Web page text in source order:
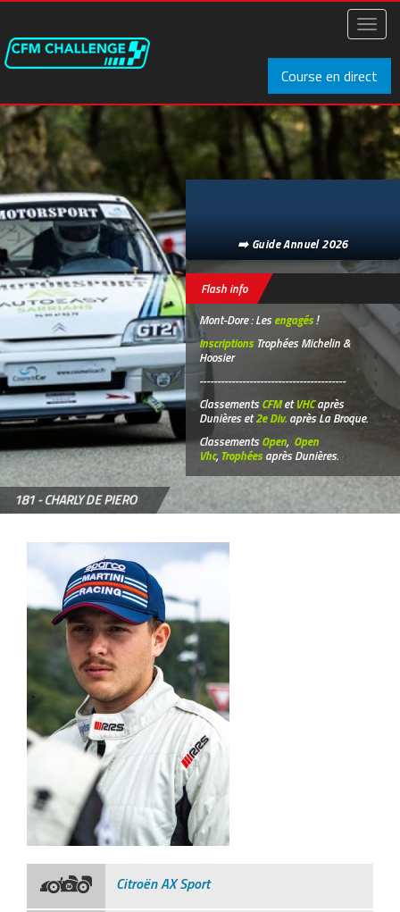
Aller
principal
Course en direct
➡️ Guide Annuel 2026
Flash info
Mont-Dore : Lesengagés!
InscriptionsTrophées Michelin &
Hoosier
-----------------------------------------
ClassementsCFMetVHCaprès
Dunières et2e Div. après La Broque.
ClassementsOpen, Open
Vhc, Trophéesaprès Dunières.
181 -CHARLY DE PIERO
Citroën AX Sport